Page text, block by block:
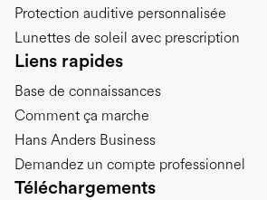
Protection auditive personnalisée
Lunettes de soleil avec prescription
Liens rapides
Base de connaissances
Comment ça marche
Hans Anders Business
Demandez un compte professionnel
Téléchargements